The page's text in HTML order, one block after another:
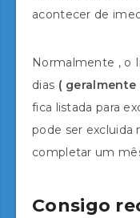
acontecer de
Normalmente , o
dias ( geralmente
fica listada para
pode ser excluida
completar um
Consigo